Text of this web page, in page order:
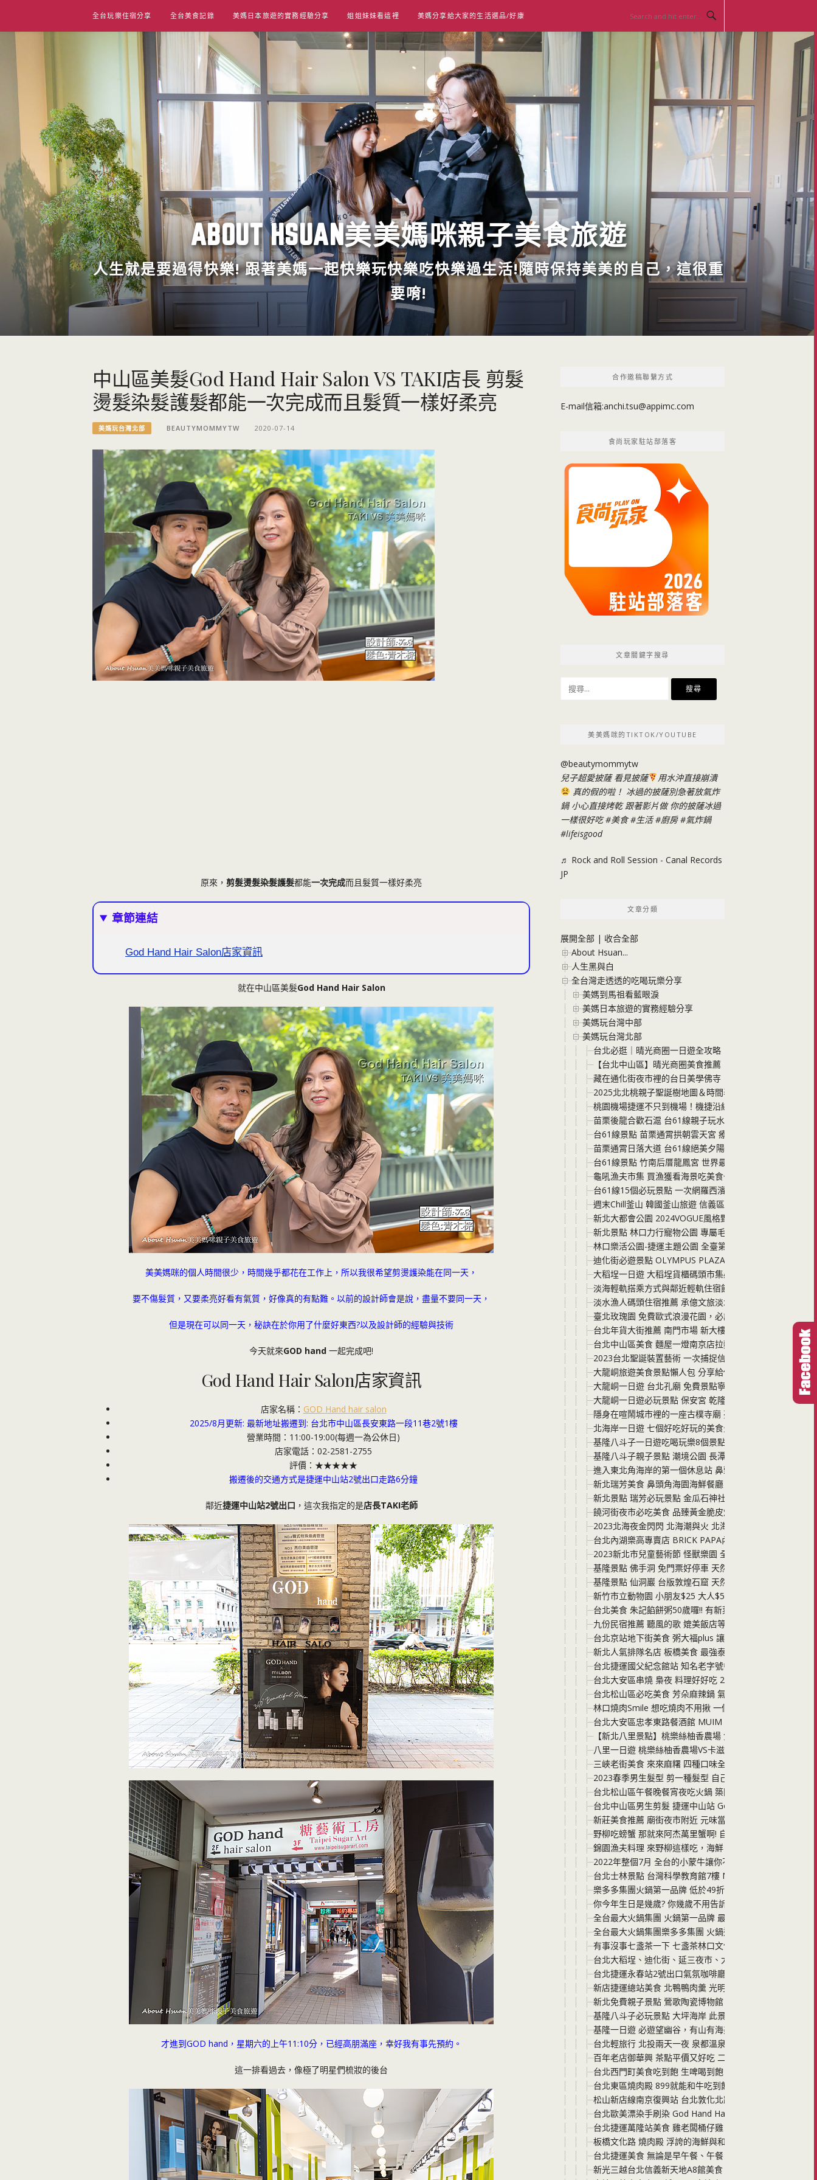
content
全台玩樂住宿分享 全台美食記錄 美媽日本旅遊的實務經驗分享 姐姐妹妹看這裡 美媽分享給大家的生活選品/好康
ABOUT HSUAN美美媽咪親子美食旅遊
人生就是要過得快樂! 跟著美媽一起快樂玩快樂吃快樂過生活!隨時保持美美的自己，這很重
要唷!
中山區美髮God Hand Hair Salon VS TAKI店長 剪髮
燙髮染髮護髮都能一次完成而且髮質一樣好柔亮
美媽玩台灣北部 BEAUTYMOMMYTW 2020-07-14
原來， 剪髮燙髮染髮護髮都能一次完成而且髮質一樣好柔亮
章節連結
God Hand Hair Salon店家資訊
就在中山區美髮God Hand Hair Salon
美美媽咪的個人時間很少，時間幾乎都花在工作上，所以我很希望剪燙護染能在同一天，
要不傷髮質，又要柔亮好看有氣質，好像真的有點難。以前的設計師會是說，盡量不要同一天，
但是現在可以同一天，秘訣在於你用了什麼好東西?以及設計師的經驗與技術
今天就來GOD hand 一起完成吧!
God Hand Hair Salon店家資訊
店家名稱： GOD Hand hair salon
2025/8月更新: 最新地址搬遷到: 台北市中山區長安東路一段11巷2號1樓
營業時間：11:00-19:00(每週一為公休日)
店家電話：02-2581-2755
評價：★★★★★
搬遷後的交通方式是捷運中山站2號出口走路6分鐘
鄰近捷運中山站2號出口 ，這次我指定的是店長TAKI老師
才進到GOD hand，星期六的上午11:10分，已經高朋滿座，幸好我有事先預約。
這一排看過去，像極了明星們梳妝的後台
合作邀稿聯繫方式
E-mail信箱:anchi.tsu@appimc.com
食尚玩家駐站部落客
文章關鍵字搜尋
尋
美美媽咪的TIKTOK/YOUTUBE
@beautymommytw
兒子超愛披薩 看見披薩
用水沖直接崩潰
真的假的啦！ 冰過的披薩別急著放氣炸
鍋 小心直接烤乾 跟著影片做 你的披薩冰過
一樣很好吃#美食 #生活 #廚房 #氣炸鍋
#lifeisgood
♬ Rock and Roll Session - Canal Records
JP
文章分類
展開全部 | 收合全部
About Hsuan...
人生黑與白
全台灣走透透的吃喝玩樂分享
美媽到馬祖看藍眼淚
美媽日本旅遊的實務經驗分享
美媽玩台灣中部
美媽玩台灣北部
台北必逛｜晴光商圈一日遊全攻略！從50年老店蔡家甜不
【台北中山區】晴光商圈美食推薦！城市冰品 大碗爆料
藏在通化街夜市裡的台日美學佛寺「天光願」，來自東京
2025北北桃親子聖誕樹地圖＆時間表｜捷運開車一次看懂
桃園機場捷運不只到機場！機捷沿線景點美食一日遊懶人
苗栗後龍合歡石滬 台61線親子玩水天堂，潮間帶抓螃蟹、
台61線景點 苗栗通霄拱朝雲天宮 療癒系台61線廟宇景點
苗栗通霄日落大道 台61線絕美夕陽，iPhone也能拍出專業
台61線景點 竹南后厝龍鳳宮 世界最大的坐身媽祖神像 廟
龜吼漁夫市集 買漁獲看海景吃美食一次滿足 高挑韓系質感
台61線15個必玩景點 一次網羅西濱快速公路沿線景點 博
週末Chill釜山 韓國釜山旅遊 信義區香堤大道南段釜山
新北大都會公園 2024VOGUE風格野餐日 免費入場 和家人
新北景點 林口力行寵物公園 專屬毛小孩玩耍 讓狗狗快樂跑
林口樂活公園-捷運主題公園 全臺第一座以捷運為主題的共
迪化街必遊景點 OLYMPUS PLAZA TAIPEI大稻埕旗艦店
大稻埕一日遊 大稻埕貨櫃碼頭市集必吃必玩分享 還要來逛
淡海輕軌搭乘方式與鄰近輕軌住宿飯店分享 台北新北親子
淡水漁人碼頭住宿推薦 承億文旅淡水吹風 鄰近淡海輕軌
臺北玫瑰園 免費歐式浪漫花園，必訪「台版凡爾賽」，自
台北年貨大街推薦 南門市場 新大樓乾淨舒適無異味 推嬰
台北中山區美食 麵屋一燈南京店拉麵 湯頭與麵條的滋味讓
2023台北聖誕裝置藝術 一次捕捉信義商圈與中山商圈兩
大龍峒旅遊美食景點懶人包 分享給你捷運下車後的三大必
大龍峒一日遊 台北孔廟 免費景點寧靜又好逛 圓山一日遊不
大龍峒一日遊必玩景點 保安宮 乾隆時期即建立的廟宇 搭
隱身在喧鬧城市裡的一座古樸寺廟 臺北臨濟護國禪寺 全臺
北海岸一日遊 七個好吃好玩的美食景點分享整理 必玩的
基隆八斗子一日遊吃喝玩樂8個景點這樣玩 大坪海岸、望
基隆八斗子親子景點 潮境公園 長潭里漁港潮間帶 必玩! 帶
進入東北角海岸的第一個休息站 鼻頭港服務區 有停車場、
新北瑞芳美食 鼻頭角海園海鮮餐廳 就在海旁邊的餐廳 吃
新北景點 瑞芳必玩景點 金瓜石神社遺址 可以說是台灣最具
饒河街夜市必吃美食 品臻黃金脆皮燒肉 酥酥脆脆 人手一盒
2023北海夜金閃閃 北海潮與火 北海岸一日遊 一年一度的
台北內湖樂高專賣店 BRICK PAPA內湖展示空間 樂高種
2023新北市兒童藝術節 怪獸樂園 全部玩透透 不用買票 免
基隆景點 佛手洞 免門票好停車 天然海蝕洞穴 喜歡探險的
基隆景點 仙洞巖 台版敦煌石窟 天然海蝕洞的廟宇 一線天
新竹市立動物園 小朋友$25 大人$50好好玩 近距離觀察動
台北美食 朱記餡餅粥50歲囉!! 有新菜色還有餡餅山大胃王
九份民宿推薦 聽風的歌 媲美飯店等級的chill 附停車場 走
台北京站地下街美食 粥大福plus 讓你體驗盛夏一口吃粥一
新北人氣排隊名店 板橋美食 最強泰式火鍋 追樂秘式泰鍋物
台北捷運國父紀念館站 知名老字號餐廳 星辰牛排 來吃米
台北大安區串燒 梟夜 料理好好吃 2023母親節活動帶媽咪
台北松山區必吃美食 芳朵麻辣鍋 氣氛超優雅 還有包廂區
林口燒肉Smile 想吃燒肉不用揪 一個人也能爽吃燒肉 還有
台北大安區忠孝東路餐酒館 MUIM Taipei 放感情 木曜酒
【新北八里景點】桃樂絲柚香農場 免門票！親子看動物、
八里一日遊 桃樂絲柚香農場VS卡滋爆米花觀光工廠 有吃
三峽老街美食 來來麻糬 四種口味全部手工現點現包 料餡
2023春季男生髮型 剪一種髮型 自己能變換成兩種造型 中
台北松山區午餐晚餐宵夜吃火鍋 築間幸福鍋物台北復興南
台北中山區男生剪髮 捷運中山站 God Hand 不用到東區就
新莊美食推薦 廟街夜市附近 元味當歸 想吃羊肉湯一個人
野柳吃螃蟹 那就來阿杰萬里蟹啊! 自家漁船現撈，海鮮料理
錦園漁夫料理 來野柳這樣吃，海鮮、龍蝦、花斑魚、九孔
2022年整個7月 全台的小蒙牛讓你不只肉肉海鮮吃到飽還
台北士林景點 台灣科學教育館7樓 NAKED URANAI
樂多多集團火鍋第一品牌 低於49折，多3元多3件 肉多多
你今年生日是幾歲? 你幾歲不用告訴我，只要你去四川龍
全台最大火鍋集團 火鍋第一品牌 最狂排隊名店 最潮台味狂
全台最大火鍋集團樂多多集團 火鍋迷必吃名店 肉多多火鍋
有事沒事七盞茶一下 七盞茶林口文化店門市 新鮮手作的幸
台北大稻埕、迪化街、延三夜市、大稻埕D.G Hotel花園旅
台北捷運永春站2號出口氣氛咖啡廳 咖竅COTCHA永春旗
新店捷運總站美食 北鴨鴨肉羹 光明商圈必吃 一碗羹裡有滿
新北免費親子景點 鶯歌陶瓷博物館 鶯歌藝術季 免門票 園
基隆八斗子必玩景點 大坪海岸 此景點真的非常美，但是也
基隆一日遊 必遊望幽谷，有山有海美景讓人好忘憂
台北輕旅行 北投兩天一夜 泉都溫泉會館泡湯 北投公園 綠
百年老店御華興 茶點平價又好吃 二樓座位新開幕 空間寬
台北西門町美食吃到飽 生啤喝到飽 串燒殿西門 空間寬敞
台北東區燒肉殿 899就能和牛吃到飽 捷運忠孝敦化站走路4
松山新店線南京復興站 台北敦化北路 廚房客家美食 料理
台北歐美漂染手刷染 God Hand Hair Salon 想要有型又時
台北捷運萬隆站美食 雞老闆桶仔雞 不同於一般傳統桶仔
板橋文化路 燒肉殿 浮誇的海鮮與和牛 生啤酒無限暢飲 來
台北捷運美食 無論是早午餐、午餐、下午茶、喝咖啡、喝
新光三越台北信義新天地A8館美食 黃亞細肉骨茶 很適合喜